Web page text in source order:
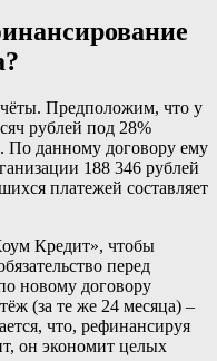
Предположим, что у
рублей под 28%
По данному договору ему
188 346 рублей
платежей составляет
Кредит», чтобы
перед
новому договору
(за те же 24 месяца) –
что, рефинансируя
он экономит целых